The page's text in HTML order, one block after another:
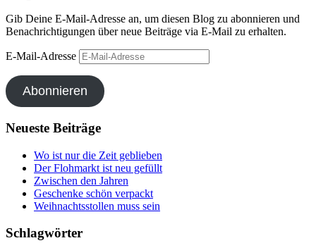
Gib Deine E-Mail-Adresse an, um diesen Blog zu abonnieren und
Benachrichtigungen über neue Beiträge via E-Mail zu erhalten.
E-Mail-Adresse
Abonnieren
Neueste Beiträge
Wo ist nur die Zeit geblieben
Der Flohmarkt ist neu gefüllt
Zwischen den Jahren
Geschenke schön verpackt
Weihnachtsstollen muss sein
Schlagwörter